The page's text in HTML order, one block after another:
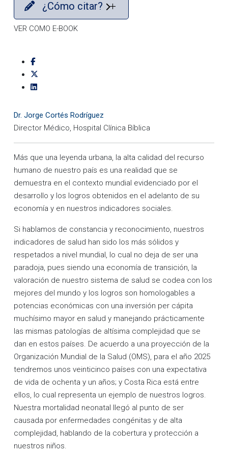
¿Cómo citar?
VER COMO E-BOOK
Dr. Jorge Cortés Rodríguez
Director Médico, Hospital Clínica Bíblica
Más que una leyenda urbana, la alta calidad del recurso
humano de nuestro país es una realidad que se
demuestra en el contexto mundial evidenciado por el
desarrollo y los logros obtenidos en el adelanto de su
economía y en nuestros indicadores sociales.
Si hablamos de constancia y reconocimiento, nuestros
indicadores de salud han sido los más sólidos y
respetados a nivel mundial, lo cual no deja de ser una
paradoja, pues siendo una economía de transición, la
valoración de nuestro sistema de salud se codea con los
mejores del mundo y los logros son homologables a
potencias económicas con una inversión per cápita
muchísimo mayor en salud y manejando prácticamente
las mismas patologías de altísima complejidad que se
dan en estos países. De acuerdo a una proyección de la
Organización Mundial de la Salud (OMS), para el año 2025
tendremos unos veinticinco países con una expectativa
de vida de ochenta y un años; y Costa Rica está entre
ellos, lo cual representa un ejemplo de nuestros logros.
Nuestra mortalidad neonatal llegó al punto de ser
causada por enfermedades congénitas y de alta
complejidad, hablando de la cobertura y protección a
nuestros niños.